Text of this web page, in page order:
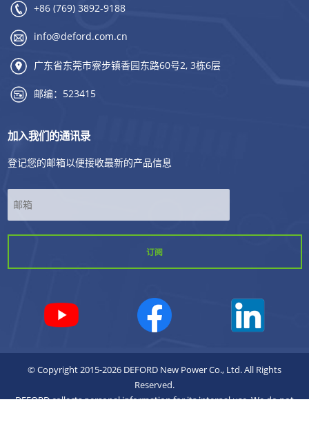
+86 (769) 3892-9188
info@deford.com.cn
广东省东莞市寮步镇香园东路60号2, 3栋6层
邮编：523415
加入我们的通讯录
登记您的邮箱以便接收最新的产品信息
*
© Copyright 2015-2026 DEFORD New Power Co., Ltd. All Rights
Reserved.
DEFORD collects personal information for its internal use. We do not